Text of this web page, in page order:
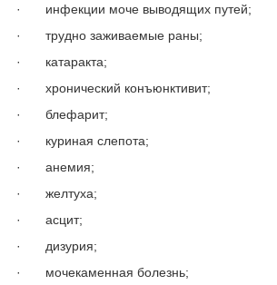
·
инфекции моче выводящих путей;
·
трудно заживаемые раны;
·
катаракта;
·
хронический конъюнктивит;
·
блефарит;
·
куриная слепота;
·
анемия;
·
желтуха;
·
асцит;
·
дизурия;
·
мочекаменная болезнь;